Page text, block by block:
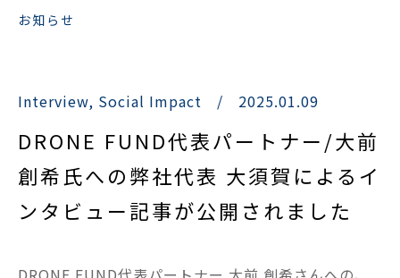
お知らせ
Interview, Social Impact / 2025.01.09
DRONE FUND代表パートナー/大前
創希氏への弊社代表 大須賀によるイ
ンタビュー記事が公開されました